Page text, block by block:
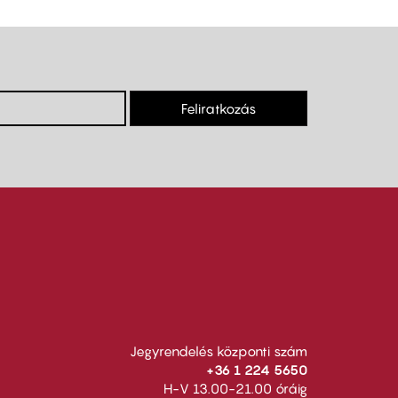
Feliratkozás
Jegyrendelés központi szám
+36 1 224 5650
H-V 13.00-21.00 óráig